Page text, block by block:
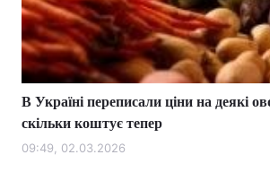
Зброя
Здоров'я Туризм
Цікавинки Погода
Екологія
В Україні переписали ціни на деякі
скільки коштує тепер
09:49, 02.03.2026